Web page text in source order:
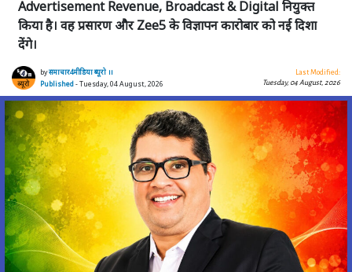
Advertisement Revenue, Broadcast & Digital नियुक्त
किया है। वह प्रसारण और Zee5 के विज्ञापन कारोबार को नई दिशा
देंगे।
byसमाचार4मीडिया ब्यूरो ।।
Published- Tuesday, 04 August, 2026
Last Modified:
Tuesday, 04 August, 2026